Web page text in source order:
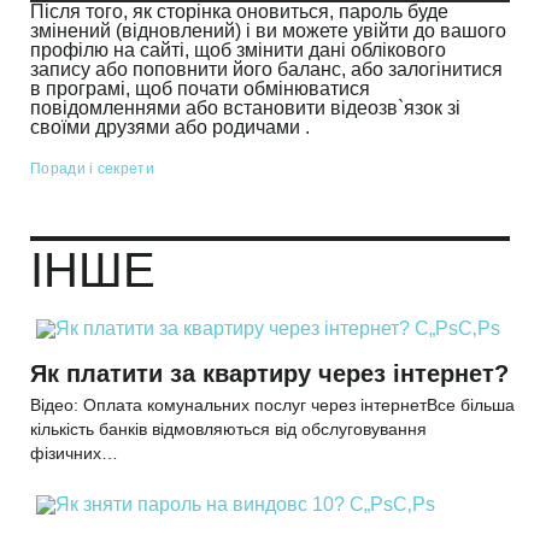
Після того, як сторінка оновиться, пароль буде
змінений (відновлений) і ви можете увійти до вашого
профілю на сайті, щоб змінити дані облікового
запису або поповнити його баланс, або залогінитися
в програмі, щоб почати обмінюватися
повідомленнями або встановити відеозв`язок зі
своїми друзями або родичами .
Поради і секрети
ІНШЕ
Як платити за квартиру через інтернет?
Відео: Оплата комунальних послуг через інтернетВсе більша
кількість банків відмовляються від обслуговування
фізичних…